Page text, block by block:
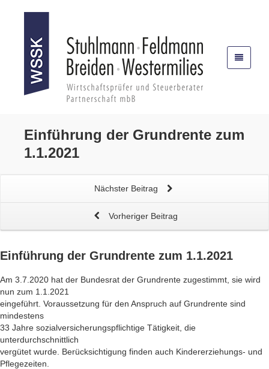
Einführung der Grundrente zum
1.1.2021
Nächster Beitrag
Vorheriger Beitrag
Einführung der Grundrente zum 1.1.2021
Am 3.7.2020 hat der Bundesrat der Grundrente zugestimmt, sie wird
nun zum 1.1.2021
eingeführt. Voraussetzung für den Anspruch auf Grundrente sind
mindestens
33 Jahre sozialversicherungspflichtige Tätigkeit, die
unterdurchschnittlich
vergütet wurde. Berücksichtigung finden auch Kindererziehungs- und
Pflegezeiten.